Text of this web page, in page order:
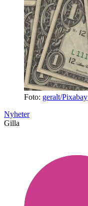
Foto: geralt/Pixabay
Nyheter
Gilla